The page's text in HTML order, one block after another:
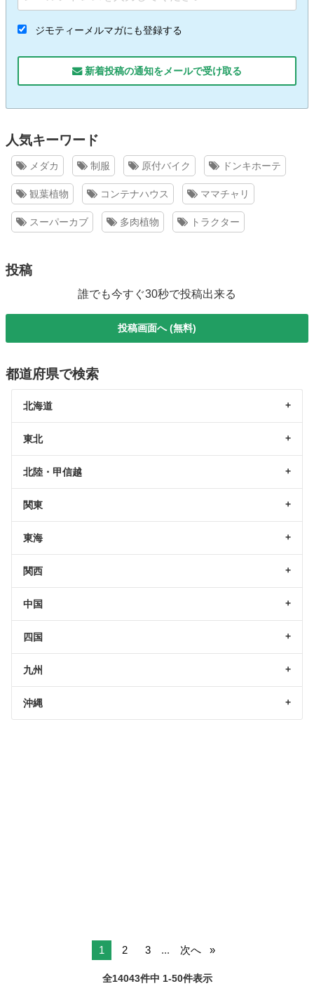
ジモティーメルマガにも登録する
新着投稿の通知をメールで受け取る
人気キーワード
メダカ 制服 原付バイク ドンキホーテ
観葉植物 コンテナハウス ママチャリ
スーパーカブ 多肉植物 トラクター
投稿
誰でも今すぐ30秒で投稿出来る
投稿画面へ (無料)
都道府県で検索
北海道
東北
北陸・甲信越
関東
東海
関西
中国
四国
九州
沖縄
1 2 3 ... 次へ
全14043件中 1-50件表示